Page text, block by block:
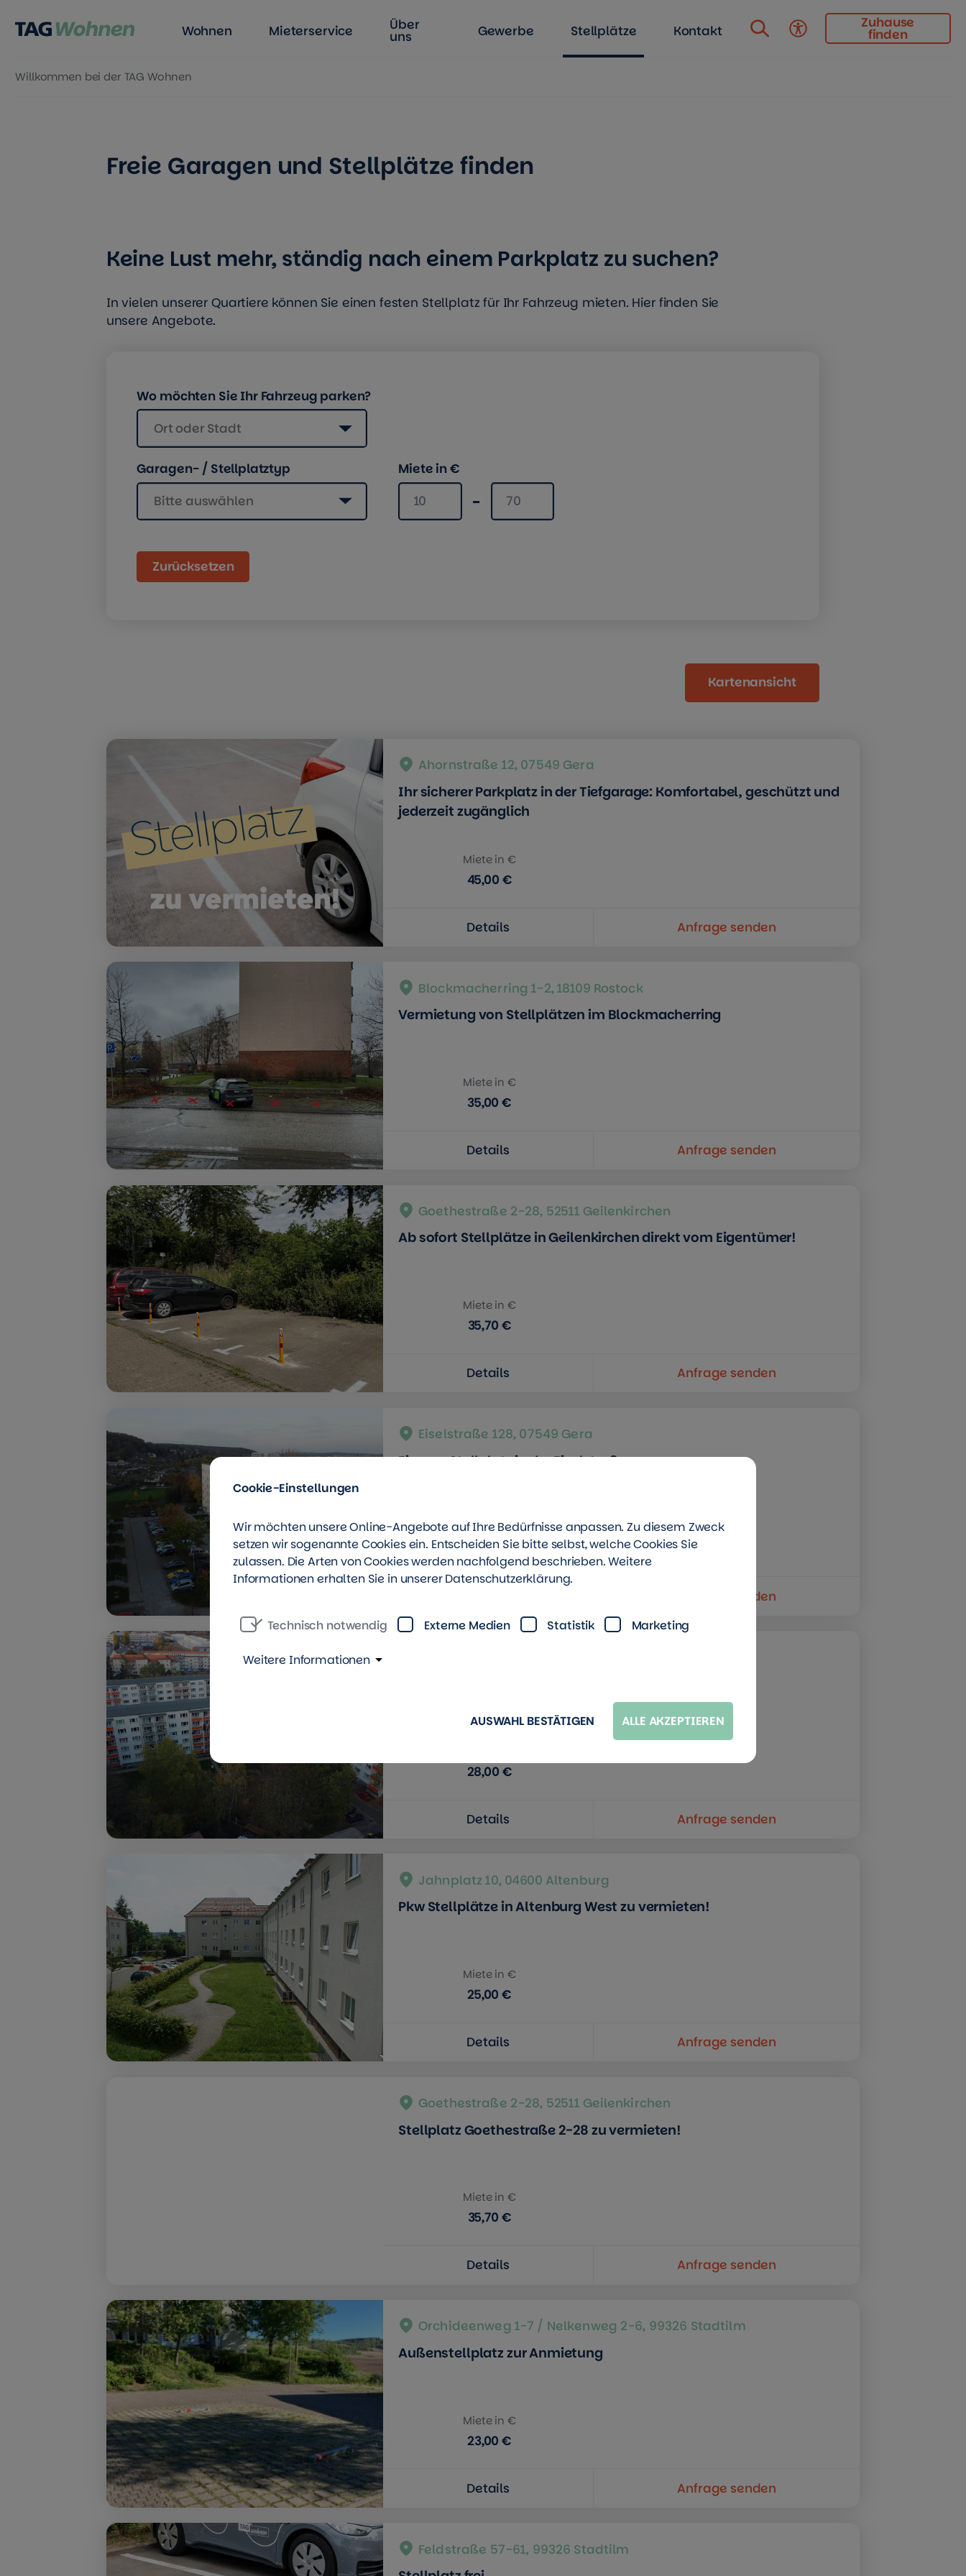
Zum Inhalt springen
Wohnen Mieterservice Über
uns Gewerbe Stellplätze Kontakt Barrierefreiheit
Zuhause
finden
Willkommen bei der TAG Wohnen
Freie Garagen und Stellplätze finden
Keine Lust mehr, ständig nach einem Parkplatz zu suchen?
In vielen unserer Quartiere können Sie einen festen Stellplatz für Ihr Fahrzeug mieten. Hier finden Sie
unsere Angebote.
Wo möchten Sie Ihr Fahrzeug parken?
Ort oder Stadt
Garagen- / Stellplatztyp
Bitte auswählen
Miete in €
Miete mindestensMiete maximal
Zurücksetzen
Kartenansicht
Ahornstraße 12, 07549 Gera
Ihr sicherer Parkplatz in der Tiefgarage: Komfortabel, geschützt und
jederzeit zugänglich
Miete in €
45,00 €
Details Anfrage senden
Blockmacherring 1-2, 18109 Rostock
Vermietung von Stellplätzen im Blockmacherring
Miete in €
35,00 €
Details Anfrage senden
Goethestraße 2-28, 52511 Geilenkirchen
Ab sofort Stellplätze in Geilenkirchen direkt vom Eigentümer!
Miete in €
35,70 €
Details Anfrage senden
Eiselstraße 128, 07549 Gera
Eigener Stellplatz in der Eiselstraße
Miete in €
20,00 €
Anfrage senden
28,00 €
Details Anfrage senden
Jahnplatz 10, 04600 Altenburg
Pkw Stellplätze in Altenburg West zu vermieten!
Miete in €
25,00 €
Details Anfrage senden
Goethestraße 2-28, 52511 Geilenkirchen
Stellplatz Goethestraße 2-28 zu vermieten!
Miete in €
35,70 €
Details Anfrage senden
Orchideenweg 1-7 / Nelkenweg 2-6, 99326 Stadtilm
Außenstellplatz zur Anmietung
Miete in €
23,00 €
Details Anfrage senden
Feldstraße 57-61, 99326 Stadtilm
Cookie-Einstellungen
Wir möchten unsere Online-Angebote auf Ihre Bedürfnisse anpassen. Zu diesem Zweck
setzen wir sogenannte Cookies ein. Entscheiden Sie bitte selbst, welche Cookies Sie
zulassen. Die Arten von Cookies werden nachfolgend beschrieben. Weitere
Informationen erhalten Sie in unsererDatenschutzerklärung.
Technisch notwendig Externe Medien Statistik Marketing
Weitere Informationen
AUSWAHL BESTÄTIGEN ALLE AKZEPTIEREN